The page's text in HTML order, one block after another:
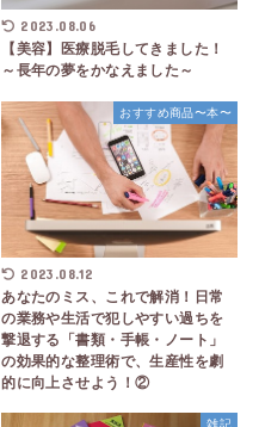
2023.08.06
【美容】医療脱毛してきました！
～長年の夢をかなえました～
おすすめ商品〜本〜
2023.08.12
あなたのミス、これで解消！日常
の業務や生活で犯しやすい過ちを
撃退する「書類・手帳・ノート」
の効果的な整理術で、生産性を劇
的に向上させよう！②
雑記